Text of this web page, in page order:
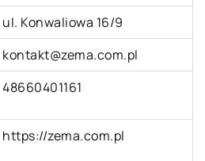
ul. Konwaliowa 16/9
kontakt@zema.com.pl
48660401161
https://zema.com.pl